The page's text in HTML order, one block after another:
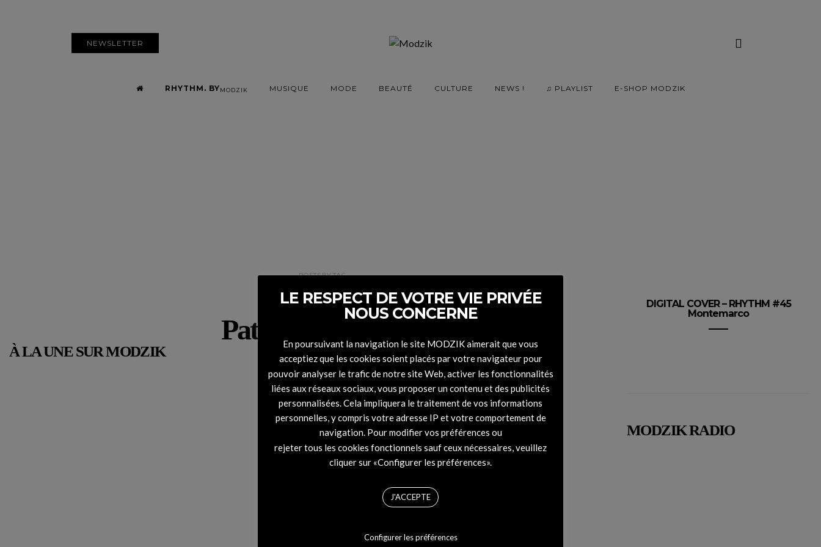
NEWSLETTER
RHYTHM. BYMODZIK MUSIQUE MODE BEAUTÉ CULTURE NEWS ! ♫ PLAYLIST E-SHOP MODZIK
POSTSBYTAG
Patrick Topping
À LA UNE SUR MODZIK
DIGITAL COVER – RHYTHM #45
Montemarco
MODZIK RADIO
LE RESPECT DE VOTRE VIE PRIVÉE
NOUS CONCERNE
En poursuivant la navigation le site MODZIK aimerait que vous
acceptiez que les cookies soient placés par votre navigateur pour
pouvoir analyser le trafic de notre site Web, activer les fonctionnalités
liées aux réseaux sociaux, vous proposer un contenu et des publicités
personnalisées. Cela impliquera le traitement de vos informations
personnelles, y compris votre adresse IP et votre comportement de
navigation. Pour modifier vos préférences ou
rejeter tous les cookies fonctionnels sauf ceux nécessaires, veuillez
cliquer sur «Configurer les préférences».
J'ACCEPTE
Configurer les préférences